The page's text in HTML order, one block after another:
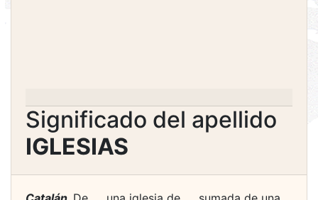
Significado del apellido
IGLESIAS